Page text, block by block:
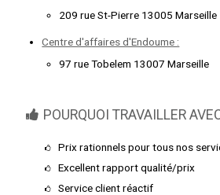
209 rue St-Pierre 13005 Marseille
Centre d'affaires d'Endoume :
97 rue Tobelem 13007 Marseille
POURQUOI TRAVAILLER
Prix rationnels pour tous nos
Excellent rapport qualité/prix
Service client réactif